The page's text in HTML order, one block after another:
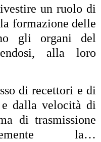
un ruolo di
formazione delle
gli organi del
alla loro
di recettori e di
dalla velocità di
di trasmissione
la…